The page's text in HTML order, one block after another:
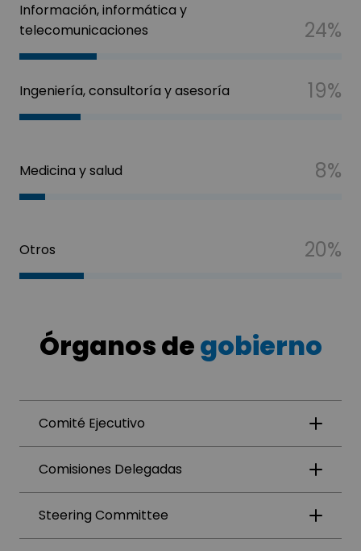
Información, informática y
telecomunicaciones
24%
Ingeniería, consultoría y asesoría 19%
Medicina y salud 8%
Otros 20%
Órganos degobierno
Comité Ejecutivo
Comisiones Delegadas
Steering Committee